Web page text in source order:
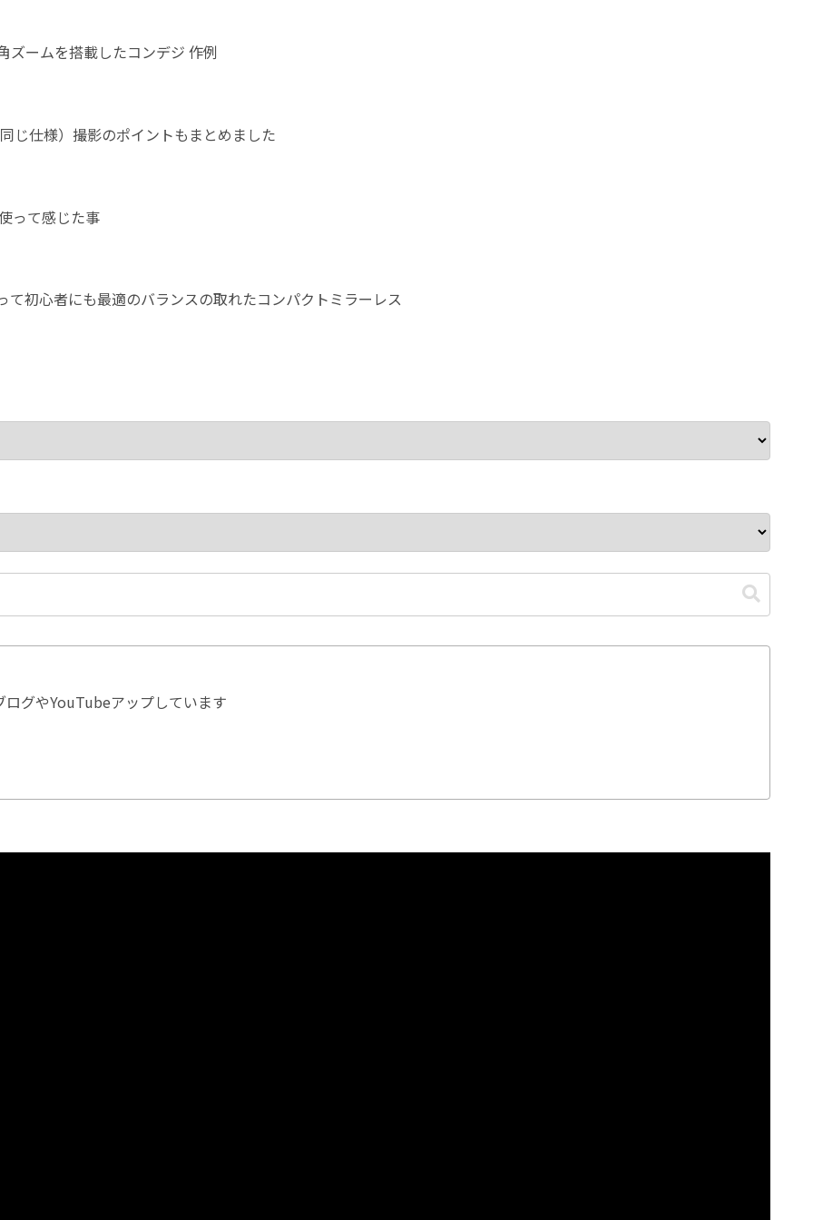
ズームを搭載したコンデジ 作例
じ仕様）撮影のポイントもまとめました
って感じた事
ビュー | 1年以上使って初心者にも最適のバランスの取れたコンパクトミラーレス
グやYouTubeアップしています